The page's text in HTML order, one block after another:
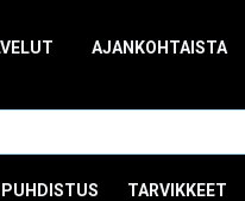
AJANKOHTAISTA
PUHDISTUS TARVIKKEET